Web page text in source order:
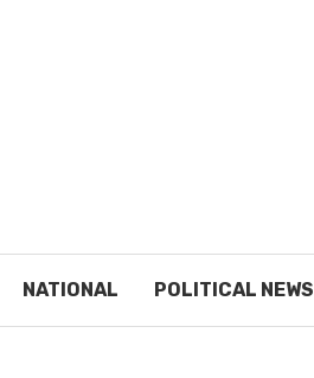
NATIONAL POLITICAL NEWS